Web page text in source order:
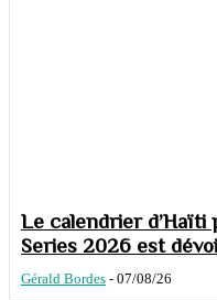
Le calendrier d’Haïti
Series 2026 est
Gérald Bordes - 07/08/26